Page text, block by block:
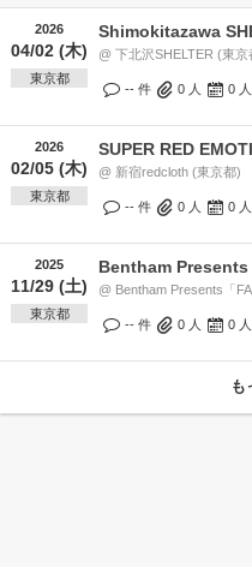
2026
04/02 (木)
東京都
Shimokitazawa
@ 下北沢SHELTER (東京
-- 件 0 人 0 人
2026
02/05 (木)
東京都
SUPER RED
@ 新宿redcloth (東京都)
-- 件 0 人 0 人
2025
11/29 (土)
東京都
Bentham Presents
-- 件 0 人 0 人
も